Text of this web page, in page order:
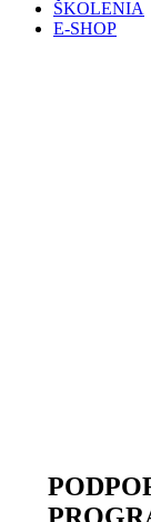
ŠKOLENIA
E-SHOP